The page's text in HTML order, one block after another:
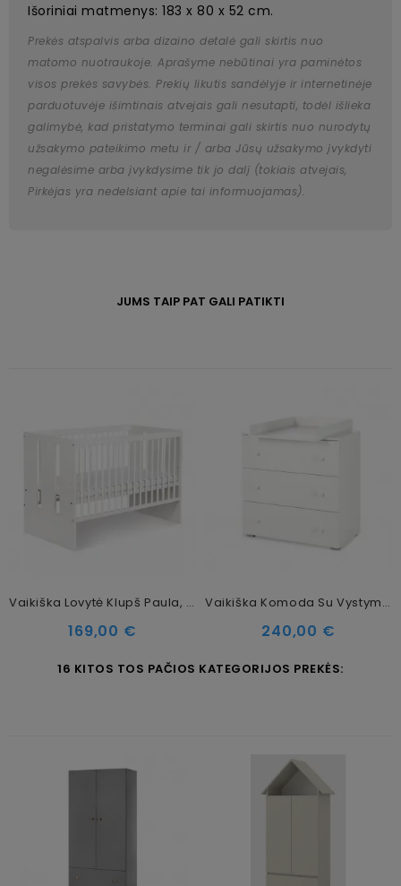
Išoriniai matmenys: 183 x 80 x 52 cm.
Prekės atspalvis arba dizaino detalė gali skirtis nuo
matomo nuotraukoje. Aprašyme nebūtinai yra paminėtos
visos prekės savybės. Prekių likutis sandėlyje ir internetinėje
parduotuvėje išimtinais atvejais gali nesutapti, todėl išlieka
galimybė, kad pristatymo terminai gali skirtis nuo nurodytų
užsakymo pateikimo metu ir / arba Jūsų užsakymo įvykdyti
negalėsime arba įvykdysime tik jo dalį (tokiais atvejais,
Pirkėjas yra nedelsiant apie tai informuojamas).
JUMS TAIP PAT GALI PATIKTI
Vaikiška Lovytė Klupš Paula, 120x60 Cm
Kaina
169,00 €
Vaikiška Komoda Su Vystymo Stalu Klupš Paula, Balta
Kaina
240,00 €
16 KITOS TOS PAČIOS KATEGORIJOS PREKĖS: